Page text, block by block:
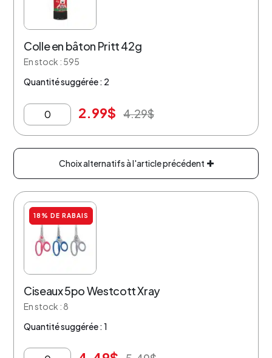
Colle en bâton Pritt 42g
En stock : 595
Quantité suggérée : 2
2.99$ 4.29$
Choix alternatifs à l'article précédent
18% DE RABAIS
Ciseaux 5po Westcott Xray
En stock : 8
Quantité suggérée : 1